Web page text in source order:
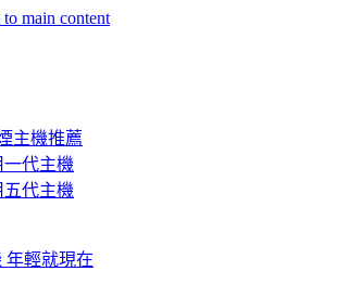
to main content
主機推薦
一代主機
五代主機
輕就現在